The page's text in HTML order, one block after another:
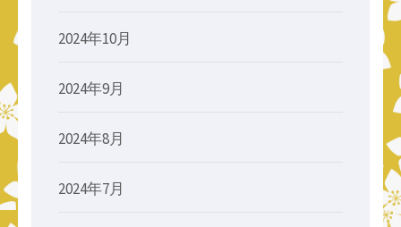
2024年10月
2024年9月
2024年8月
2024年7月